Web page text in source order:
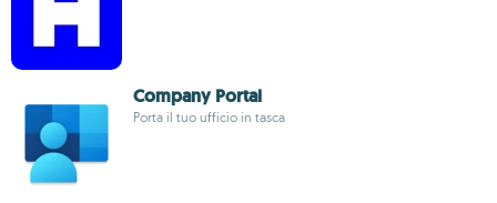
Company Portal
Porta il tuo ufficio in tasca